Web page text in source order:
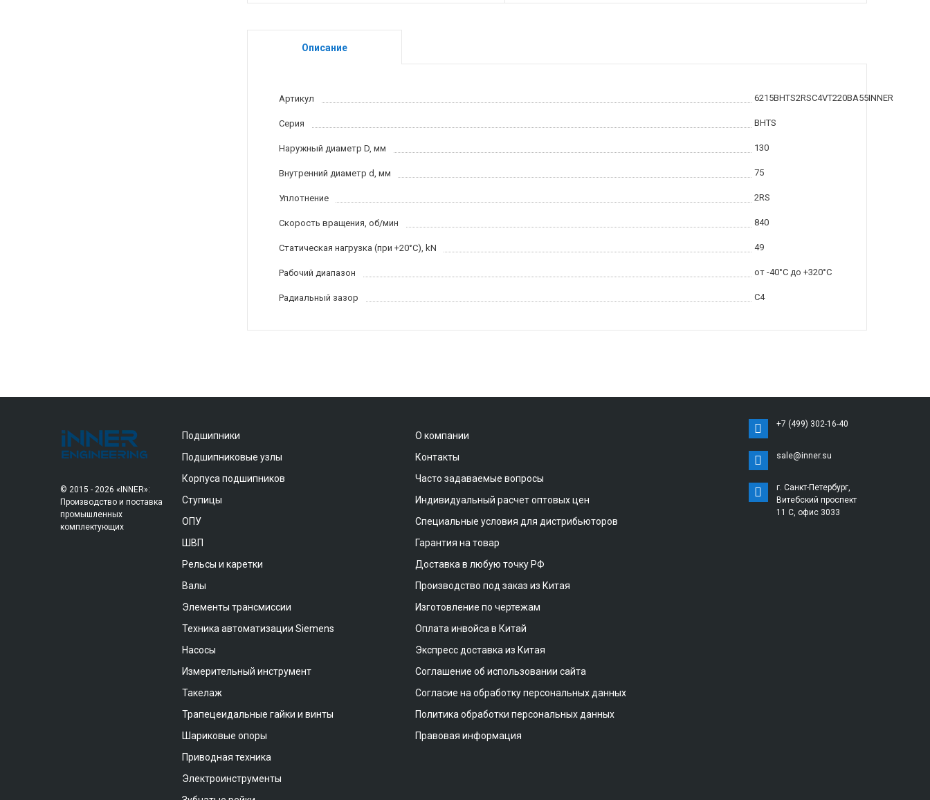
Описание
Артикул 6215BHTS2RSC4VT220BA55INNER
Серия BHTS
Наружный диаметр D, мм 130
Внутренний диаметр d, мм 75
Уплотнение 2RS
Скорость вращения, об/мин 840
Статическая нагрузка (при +20°C), kN 49
Рабочий диапазон от -40°C до +320°C
Радиальный зазор C4
© 2015 - 2026 «INNER»:
Производство и поставка
промышленных
комплектующих
Подшипники
Подшипниковые узлы
Корпуса подшипников
Ступицы
ОПУ
ШВП
Рельсы и каретки
Валы
Элементы трансмиссии
Техника автоматизации Siemens
Насосы
Измерительный инструмент
Такелаж
Трапецеидальные гайки и винты
Шариковые опоры
Приводная техника
Электроинструменты
О компании
Контакты
Часто задаваемые вопросы
Индивидуальный расчет оптовых цен
Специальные условия для дистрибьюторов
Гарантия на товар
Доставка в любую точку РФ
Производство под заказ из Китая
Изготовление по чертежам
Оплата инвойса в Китай
Экспресс доставка из Китая
Соглашение об использовании сайта
Согласие на обработку персональных данных
Политика обработки персональных данных
Правовая информация
+7 (499) 302-16-40
sale@inner.su
г. Санкт-Петербург,
Витебский проспект
11 С, офис 3033